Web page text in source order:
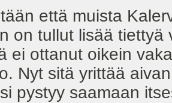
että muista
on tullut lisää
ei ottanut oikein
Nyt sitä yrittää
pystyy saamaan